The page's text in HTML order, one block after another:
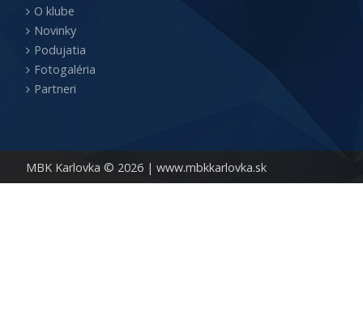
MBK Karlovka © 2026 | www.mbkkarlovka.sk
O klube
Novinky
Podujatia
Fotogaléria
Partneri